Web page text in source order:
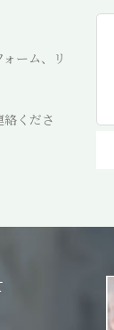
ーム、リ
くださ